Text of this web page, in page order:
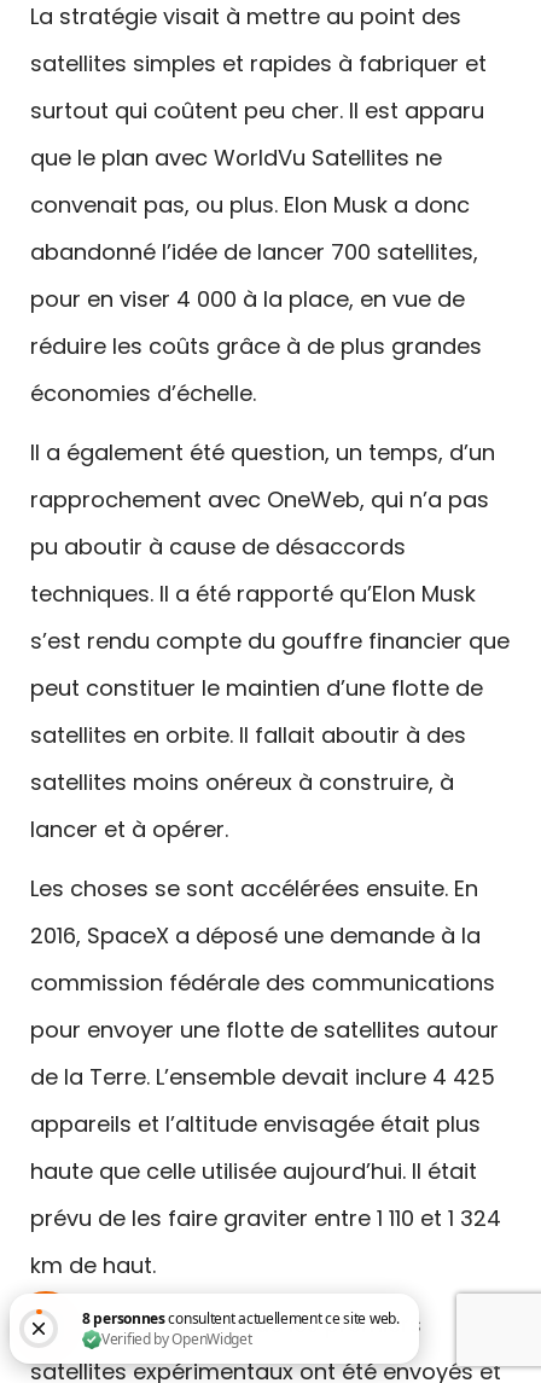
La stratégie visait à mettre au point des
satellites simples et rapides à fabriquer et
surtout qui coûtent peu cher. Il est apparu
que le plan avec WorldVu Satellites ne
convenait pas, ou plus. Elon Musk a donc
abandonné l’idée de lancer 700 satellites,
pour en viser 4 000 à la place, en vue de
réduire les coûts grâce à de plus grandes
économies d’échelle.
Il a également été question, un temps, d’un
rapprochement avec OneWeb, qui n’a pas
pu aboutir à cause de désaccords
techniques. Il a été rapporté qu’Elon Musk
s’est rendu compte du gouffre financier que
peut constituer le maintien d’une flotte de
satellites en orbite. Il fallait aboutir à des
satellites moins onéreux à construire, à
lancer et à opérer.
Les choses se sont accélérées ensuite. En
2016, SpaceX a déposé une demande à la
commission fédérale des communications
pour envoyer une flotte de satellites autour
de la Terre. L’ensemble devait inclure 4 425
appareils et l’altitude envisagée était plus
haute que celle utilisée aujourd’hui. Il était
prévu de les faire graviter entre 1 110 et 1 324
km de haut.
Ce n’est qu’en 2018 que les premiers
satellites expérimentaux ont été envoyés et